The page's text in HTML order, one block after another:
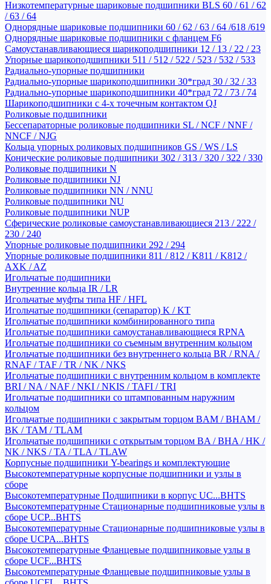
Низкотемпературные шариковые подшипники BLS 60 / 61 / 62
/ 63 / 64
Однорядные шариковые подшипники 60 / 62 / 63 / 64 /618 /619
Однорядные шариковые подшипники с фланцем F6
Самоустанавливающиеся шарикоподшипники 12 / 13 / 22 / 23
Упорные шарикоподшипники 511 / 512 / 522 / 523 / 532 / 533
Радиально-упорные подшипники
Радиально-упорные шарикоподшипники 30*град 30 / 32 / 33
Радиально-упорные шарикоподшипники 40*град 72 / 73 / 74
Шарикоподшипники с 4-х точечным контактом QJ
Роликовые подшипники
Бессепараторные роликовые подшипники SL / NCF / NNF /
NNCF / NJG
Кольца упорных роликовых подшипников GS / WS / LS
Конические роликовые подшипники 302 / 313 / 320 / 322 / 330
Роликовые подшипники N
Роликовые подшипники NJ
Роликовые подшипники NN / NNU
Роликовые подшипники NU
Роликовые подшипники NUP
Сферические роликовые самоустанавливающиеся 213 / 222 /
230 / 240
Упорные роликовые подшипники 292 / 294
Упорные роликовые подшипники 811 / 812 / K811 / K812 /
AXK / AZ
Игольчатые подшипники
Внутренние кольца IR / LR
Игольчатые муфты типа HF / HFL
Игольчатые подшипники (сепаратор) K / KT
Игольчатые подшипники комбинированного типа
Игольчатые подшипники самоустанавливающиеся RPNA
Игольчатые подшипники со съемным внутренним кольцом
Игольчатые подшипники без внутреннего кольца BR / RNA /
RNAF / TAF / TR / NK / NKS
Игольчатые подшипники с внутренним кольцом в комплекте
BRI / NA / NAF / NKI / NKIS / TAFI / TRI
Игольчатые подшипники со штампованным наружним
кольцом
Игольчатые подшипники с закрытым торцом BAM / BHAM /
BK / TAM / TLAM
Игольчатые подшипники с открытым торцом BA / BHA / HK /
NK / NKS / TA / TLA / TLAW
Корпусные подшипники Y-bearings и комплектующие
Высокотемпературные корпусные подшипники и узлы в
сборе
Высокотемпературные Подшипники в корпус UC...BHTS
Высокотемпературные Стационарные подшипниковые узлы в
сборе UCP...BHTS
Высокотемпературные Стационарные подшипниковые узлы в
сборе UCPA...BHTS
Высокотемпературные Фланцевые подшипниковые узлы в
сборе UCF...BHTS
Высокотемпературные Фланцевые подшипниковые узлы в